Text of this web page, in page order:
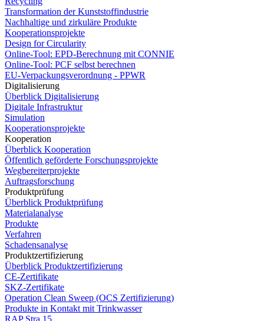
Transformation der Kunststoffindustrie
Nachhaltige und zirkuläre Produkte
Kooperationsprojekte
Design for Circularity
Online-Tool: EPD-Berechnung mit CONNIE
Online-Tool: PCF selbst berechnen
EU-Verpackungsverordnung - PPWR
Digitalisierung
Überblick Digitalisierung
Digitale Infrastruktur
Simulation
Kooperationsprojekte
Kooperation
Überblick Kooperation
Öffentlich geförderte Forschungsprojekte
Wegbereiterprojekte
Auftragsforschung
Produktprüfung
Überblick Produktprüfung
Materialanalyse
Produkte
Verfahren
Schadensanalyse
Produktzertifizierung
Überblick Produktzertifizierung
CE-Zertifikate
SKZ-Zertifikate
Operation Clean Sweep (OCS Zertifizierung)
Produkte in Kontakt mit Trinkwasser
RAP Stra 15